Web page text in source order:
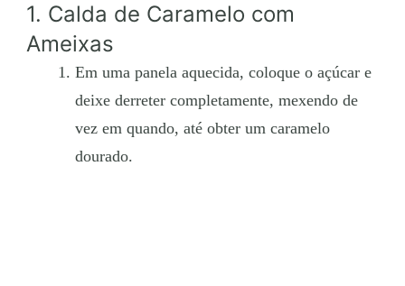
1. Calda de Caramelo com
Ameixas
Em uma panela aquecida, coloque o açúcar e
deixe derreter completamente, mexendo de
vez em quando, até obter um caramelo
dourado.